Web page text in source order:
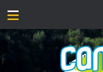
direct
de
inhoud